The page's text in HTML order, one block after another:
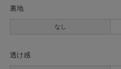
裏地
なし
透け感